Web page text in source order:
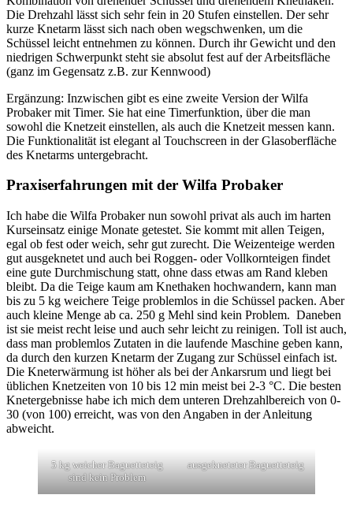
Die Drehzahl lässt sich sehr fein in 20 Stufen einstellen. Der sehr
kurze Knetarm lässt sich nach oben wegschwenken, um die
Schüssel leicht entnehmen zu können. Durch ihr Gewicht und den
niedrigen Schwerpunkt steht sie absolut fest auf der Arbeitsfläche
(ganz im Gegensatz z.B. zur Kennwood)
Ergänzung: Inzwischen gibt es eine zweite Version der Wilfa
Probaker mit Timer. Sie hat eine Timerfunktion, über die man
sowohl die Knetzeit einstellen, als auch die Knetzeit messen kann.
Die Funktionalität ist elegant al Touchscreen in der Glasoberfläche
des Knetarms untergebracht.
Praxiserfahrungen mit der Wilfa Probaker
Ich habe die Wilfa Probaker nun sowohl privat als auch im harten
Kurseinsatz einige Monate getestet. Sie kommt mit allen Teigen,
egal ob fest oder weich, sehr gut zurecht. Die Weizenteige werden
gut ausgeknetet und auch bei Roggen- oder Vollkornteigen findet
eine gute Durchmischung statt, ohne dass etwas am Rand kleben
bleibt. Da die Teige kaum am Knethaken hochwandern, kann man
bis zu 5 kg weichere Teige problemlos in die Schüssel packen. Aber
auch kleine Menge ab ca. 250 g Mehl sind kein Problem. Daneben
ist sie meist recht leise und auch sehr leicht zu reinigen. Toll ist auch,
dass man problemlos Zutaten in die laufende Maschine geben kann,
da durch den kurzen Knetarm der Zugang zur Schüssel einfach ist.
Die Kneterwärmung ist höher als bei der Ankarsrum und liegt bei
üblichen Knetzeiten von 10 bis 12 min meist bei 2-3 °C. Die besten
Knetergebnisse habe ich mich dem unteren Drehzahlbereich von 0-
30 (von 100) erreicht, was von den Angaben in der Anleitung
abweicht.
5 kg weicher Baguetteteig
sind kein Problem
ausgekneteter Baguetteteig